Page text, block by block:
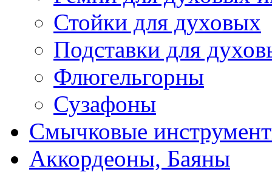
Стойки для духовых
Подставки для
Флюгельгорны
Сузафоны
Смычковые
Аккордеоны, Баяны